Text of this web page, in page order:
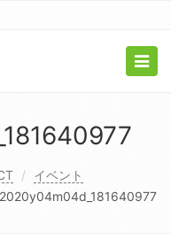
イベント
2020y04m04d_181640977